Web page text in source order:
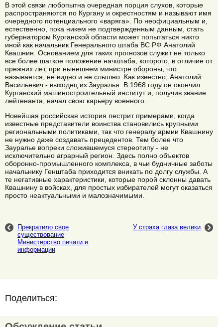
В этой связи любопытна очередная порция слухов, которые
распространяются по Кургану и окрестностям и называют имя
очередного потенциального «варяга». По неофициальным и,
естественно, пока никем не подтвержденным данным, стать
губернатором Курганской области может попытаться никто
иной как начальник Генерального штаба ВС РФ Анатолий
Квашнин. Основанием для таких прогнозов служит не только
все более шаткое положение начштаба, которого, в отличие от
прежних лет, при нынешнем министре обороны, что
называется, не видно и не слышно. Как известно, Анатолий
Васильевич - выходец из Зауралья. В 1968 году он окончил
Курганский машиностроительный институт и, получив звание
лейтенанта, начал свою карьеру военного.
Новейшая российская история пестрит примерами, когда
известные представители воинства становились крупными
региональными политиками, так что генералу армии Квашнину
не нужно даже создавать прецедентов. Тем более что
Зауралье вопреки сложившемуся стереотипу - не
исключительно аграрный регион. Здесь полно объектов
оборонно-промышленного комплекса, в чьи будничные заботы
начальнику Генштаба приходится вникать по долгу службы. А
те негативные характеристики, которые порой склонны давать
Квашнину в войсках, для простых избирателей могут оказаться
просто неактуальными и малозначимыми.
Прекратило свое
существование
Министерство печати и
информации
У страха глаза велики
Поделиться: